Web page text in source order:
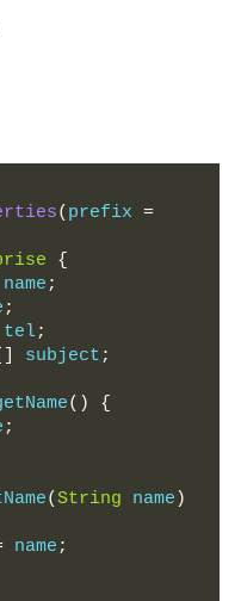
( prefix =
{
name ;
;
tel;
subject ;
()
{
;
(String name )
name ;